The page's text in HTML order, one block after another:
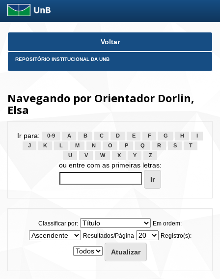
Skip
Voltar
REPOSITÓRIO INSTITUCIONAL DA UNB
Navegando por Orientador Dorlin,
Elsa
Ir para: 0-9 A B C D E F G H
J
K L M N O P Q R S
T
U
V W X Y Z
ou entre com as primeiras letras:
Classificar por:
Em ordem:
Resultados/Página
Registro(s):